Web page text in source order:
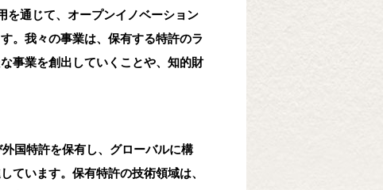
を通じて、オープンイノベーション
。我々の事業は、保有する特許のラ
事業を創出していくことや、知的財
国特許を保有し、グローバルに構
ています。保有特許の技術領域は、